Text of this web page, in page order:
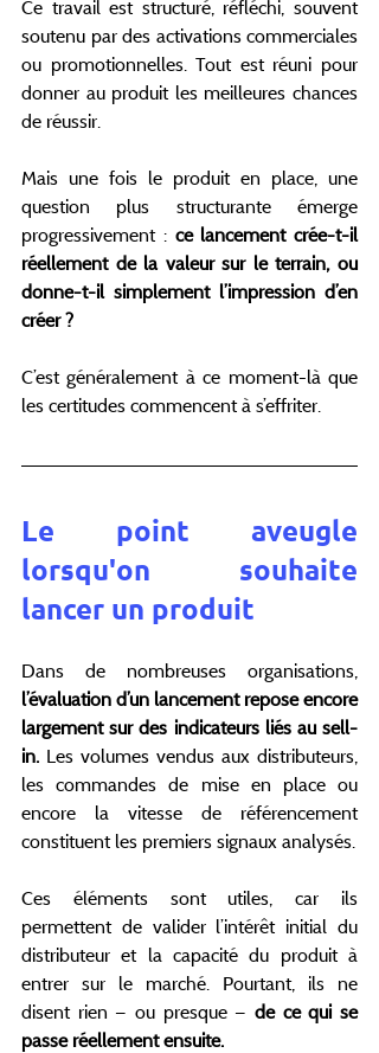
Ce travail est structuré, réfléchi, souvent
soutenu par des activations commerciales
ou promotionnelles. Tout est réuni pour
donner au produit les meilleures chances
de réussir.
Mais une fois le produit en place, une
question plus structurante émerge
progressivement : ce lancement crée-t-il
réellement de la valeur sur le terrain, ou
donne-t-il simplement l’impression d’en
créer ?
C’est généralement à ce moment-là que
les certitudes commencent à s’effriter.
Le point aveugle
lorsqu'on souhaite
lancer un produit
l’évaluation d’un lancement repose encore
largement sur des indicateurs liés au sell-
in. Les volumes vendus aux distributeurs,
les commandes de mise en place ou
encore la vitesse de référencement
constituent les premiers signaux analysés.
Ces éléments sont utiles, car ils
permettent de valider l’intérêt initial du
distributeur et la capacité du produit à
entrer sur le marché. Pourtant, ils ne
disent rien — ou presque — de ce qui se
passe réellement ensuite.